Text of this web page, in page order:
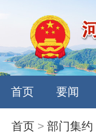
首页 要闻
首页 >部门集约